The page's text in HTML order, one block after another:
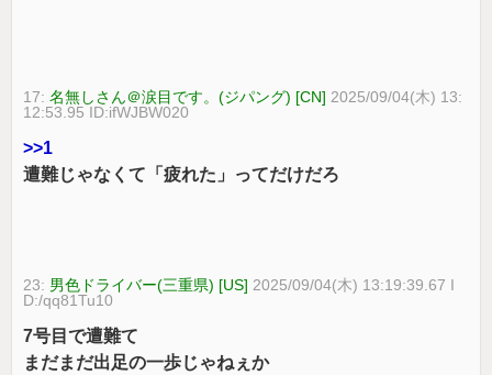
17:名無しさん＠涙目です。(ジパング) [CN] 2025/09/04(木) 13:
12:53.95 ID:ifWJBW020
>>1
遭難じゃなくて「疲れた」ってだけだろ
23: 男色ドライバー(三重県) [US] 2025/09/04(木) 13:19:39.67 I
D:/qq81Tu10
7号目で遭難て
まだまだ出足の一歩じゃねぇか